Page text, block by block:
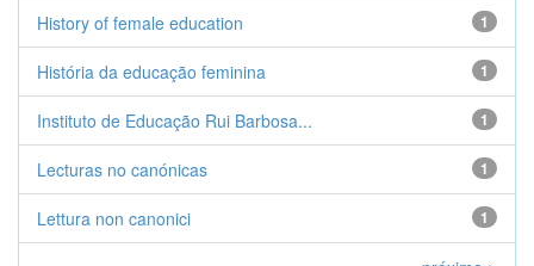
1
History of female education
1
História da educação feminina
1
Instituto de Educação Rui Barbosa...
1
Lecturas no canónicas
1
Lettura non canonici